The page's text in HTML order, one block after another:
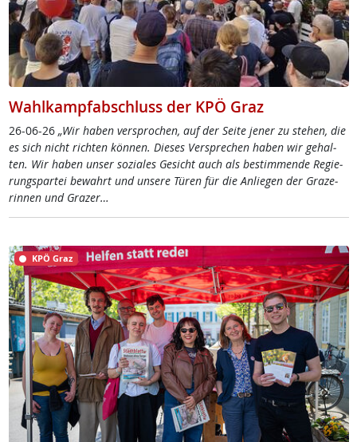
Wahlkampfabschluss der KPÖ Graz
26-06-26 „Wir ha­ben ver­spro­chen, auf der Sei­te je­ner zu ste­hen, die
es sich nicht rich­ten kön­nen. Die­ses Ver­sp­re­chen ha­ben wir ge­hal­
ten. Wir ha­ben un­ser so­zia­les Ge­sicht auch als be­stim­men­de Re­gie­
rung­s­par­tei be­wahrt und un­se­re Tü­ren für die An­lie­gen der Gra­ze­
rin­nen und Gra­zer…
KPÖ Graz